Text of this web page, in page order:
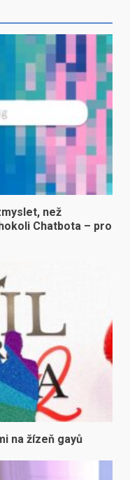
než
Chatbota – pro
na žízeň gayů